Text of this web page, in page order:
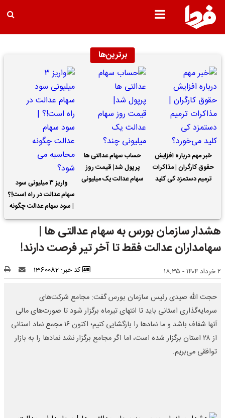
برترین‌ها
خبر مهم درباره افزایش
حقوق کارگران | مذاکرات
ترمیم دستمزد کی کلید
حساب سهام عدالتی ها
پرپول شد| قیمت روز
سهام عدالت یک میلیونی
واریز ۳ میلیونی سود
سهام عدالت در راه است!؟
| سود سهام عدالت چگونه
محاسبه می شود؟
هشدار سازمان بورس به سهام عدالتی ها |
سهامداران عدالت فقط تا آخر تیر فرصت دارند!
۲ خرداد ۱۴۰۴ - ۱۸:۳۵ کد خبر: 1360082
حجت الله صیدی رئیس سازمان بورس گفت: مجامع شرکت‌های
سرمایه‌گذاری استانی باید تا انتهای تیرماه برگزار شود تا صورت‌های مالی
آنها شفاف باشد و ما نمادها را بازگشایی کنیم؛ اکنون ۱۶ مجمع نماد استانی
از ۲۸ استان برگزار شده است، اما اگر مجامع برگزار نشد نمادها را به بازار
توافقی می‌بریم.